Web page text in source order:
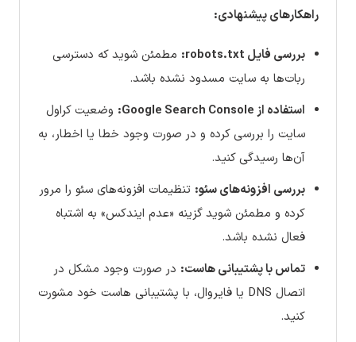
راهکارهای پیشنهادی:
بررسی فایل robots.txt:
مطمئن شوید که دسترسی
ربات‌ها به سایت مسدود نشده باشد.
استفاده از Google Search Console:
وضعیت کراول
سایت را بررسی کرده و در صورت وجود خطا یا اخطار، به
آن‌ها رسیدگی کنید.
بررسی افزونه‌های سئو: تنظیمات افزونه‌های سئو را مرور
کرده و مطمئن شوید گزینه «عدم ایندکس» به اشتباه
فعال نشده باشد.
تماس با پشتیبانی هاست: در صورت وجود مشکل در
اتصال DNS یا فایروال، با پشتیبانی هاست خود مشورت
کنید.